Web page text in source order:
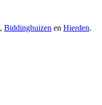
, Biddinghuizen en Hierden.